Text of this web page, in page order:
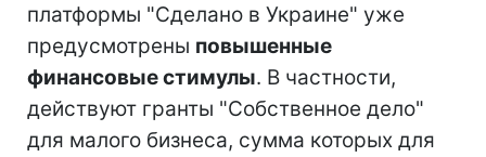
платформы "Сделано в Украине" уже
предусмотрены повышенные
финансовые стимулы. В частности,
действуют гранты "Собственное дело"
для малого бизнеса, сумма которых для